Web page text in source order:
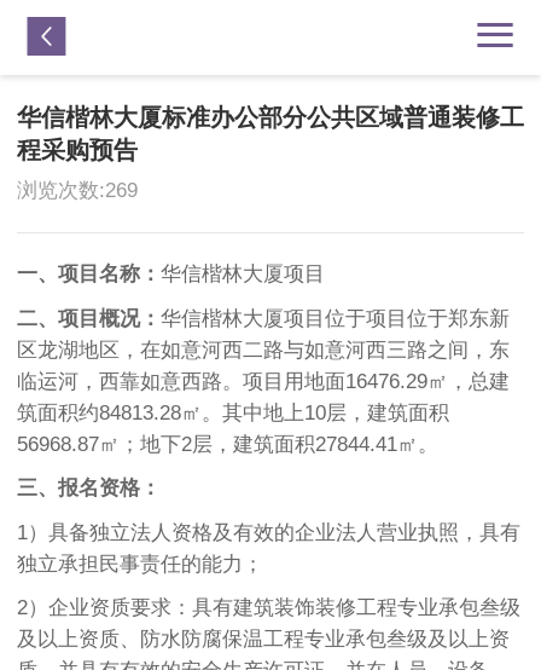
 
华信楷林大厦标准办公部分公共区域普通装修工
程采购预告
浏览次数:269
一、项目名称： 华信楷林大厦项目
二、项目概况： 华信楷林大厦项目位于项目位于郑东新
区龙湖地区，在如意河西二路与如意河西三路之间，东
临运河，西靠如意西路。项目用地面16476.29㎡，总建
筑面积约84813.28㎡。其中地上10层，建筑面积
56968.87㎡；地下2层，建筑面积27844.41㎡。
三、报名资格：
1）具备独立法人资格及有效的企业法人营业执照，具有
独立承担民事责任的能力；
2）企业资质要求：具有建筑装饰装修工程专业承包叁级
及以上资质、防水防腐保温工程专业承包叁级及以上资